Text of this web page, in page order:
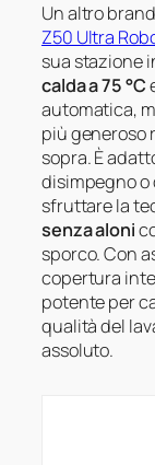
Un altro
Z50 Ultra
sua stazione
calda a 75 °C
automatica,
più generoso
sopra. È
disimpegno o
sfruttare la
senza aloni
sporco. Con
copertura
potente per
qualità del
assoluto.